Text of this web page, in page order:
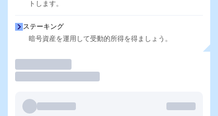
トします。
ステーキング
暗号資産を運用して受動的所得を得ましょう。